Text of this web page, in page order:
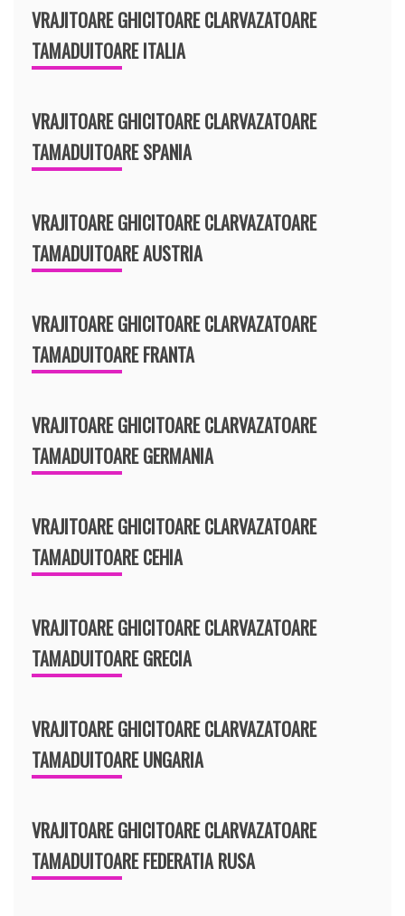
VRAJITOARE GHICITOARE CLARVAZATOARE
TAMADUITOARE ITALIA
VRAJITOARE GHICITOARE CLARVAZATOARE
TAMADUITOARE SPANIA
VRAJITOARE GHICITOARE CLARVAZATOARE
TAMADUITOARE AUSTRIA
VRAJITOARE GHICITOARE CLARVAZATOARE
TAMADUITOARE FRANTA
VRAJITOARE GHICITOARE CLARVAZATOARE
TAMADUITOARE GERMANIA
VRAJITOARE GHICITOARE CLARVAZATOARE
TAMADUITOARE CEHIA
VRAJITOARE GHICITOARE CLARVAZATOARE
TAMADUITOARE GRECIA
VRAJITOARE GHICITOARE CLARVAZATOARE
TAMADUITOARE UNGARIA
VRAJITOARE GHICITOARE CLARVAZATOARE
TAMADUITOARE FEDERATIA RUSA